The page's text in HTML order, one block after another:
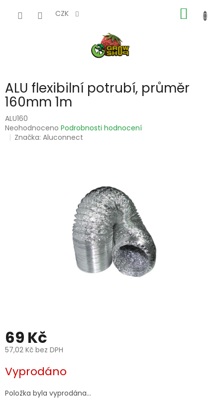
CZK
KOŠÍK
ALU flexibilní potrubí, průměr
160mm 1m
ALU160
Průměrné
hodnocení
Neohodnoceno Podrobnosti hodnocení
Značka:Aluconnect
69 Kč
57,02 Kč bez DPH
cena:
Vyprodáno
Položka byla vyprodána…